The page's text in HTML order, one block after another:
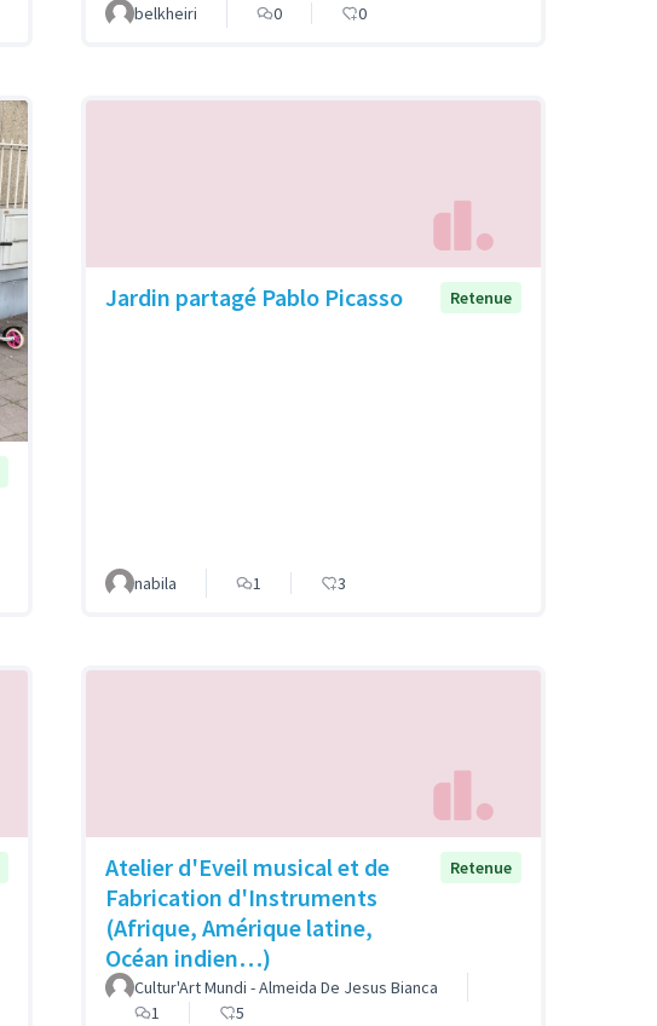
belkheiri 0 0
Jardin partagé Pablo Picasso Retenue
nabila 1 3
Atelier d'Eveil musical et de
Fabrication d'Instruments
(Afrique, Amérique latine,
Océan indien…)
Retenue
Cultur'Art Mundi - Almeida De Jesus Bianca
1
5